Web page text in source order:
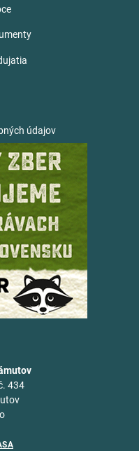
údajov
434